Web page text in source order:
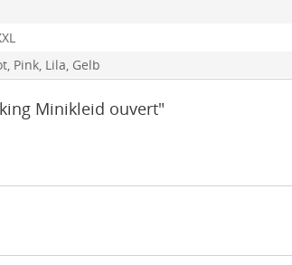
Pink, Lila, Gelb
Minikleid ouvert"